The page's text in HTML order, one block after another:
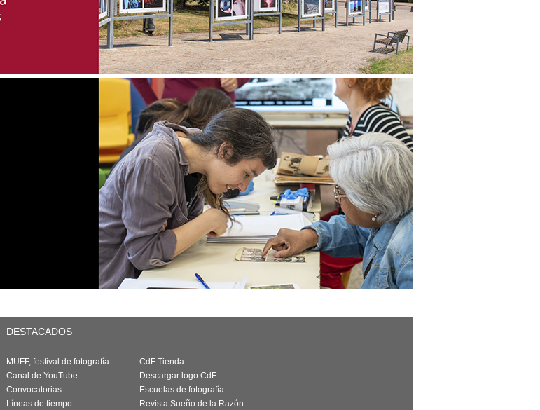
DESTACADOS
MUFF, festival de fotografía
Canal de YouTube
Convocatorias
Líneas de tiempo
CdF Tienda
Descargar logo CdF
Escuelas de fotografía
Revista Sueño de la Razón